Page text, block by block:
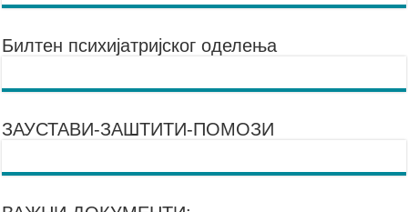
Билтен психијатријског оделења
ЗАУСТАВИ-ЗАШТИТИ-ПОМОЗИ